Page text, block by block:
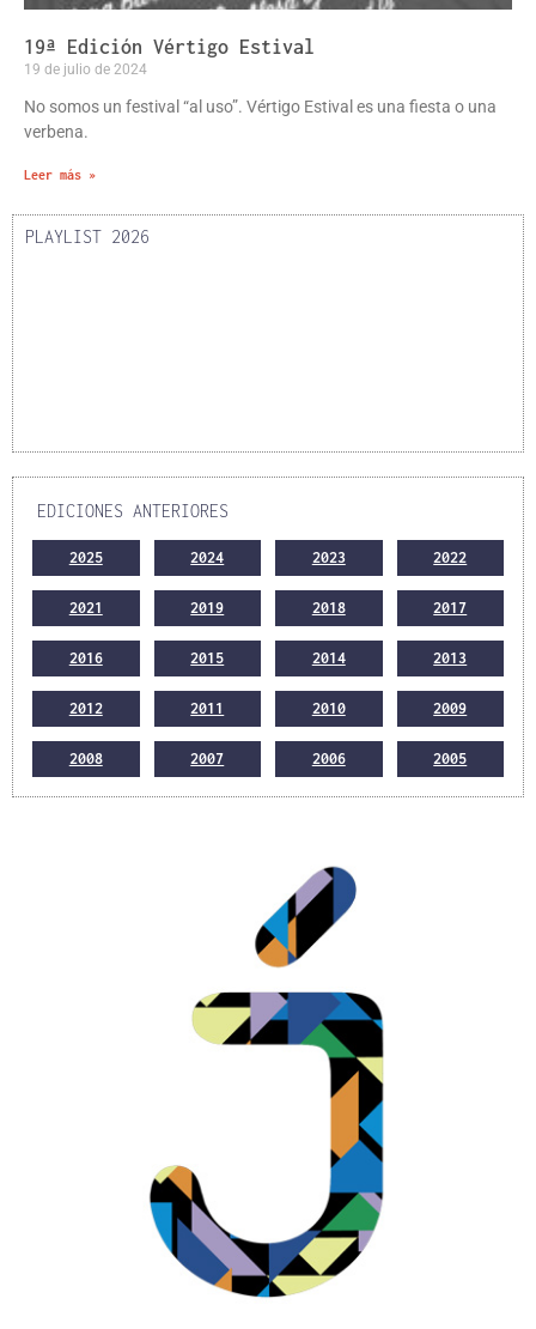
19ª Edición Vértigo Estival
19 de julio de 2024
No somos un festival “al uso”. Vértigo Estival es una fiesta o una
verbena.
Leer más »
PLAYLIST 2026
EDICIONES ANTERIORES
2025 2024 2023 2022
2021 2019 2018 2017
2016 2015 2014 2013
2012 2011 2010 2009
2008 2007 2006 2005